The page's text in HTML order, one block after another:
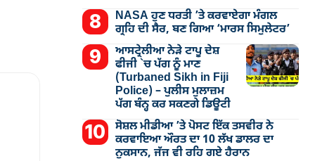
NASA ਹੁਣ ਧਰਤੀ ’ਤੇ ਕਰਵਾਏਗਾ ਮੰਗਲ
ਗ੍ਰਹਿ ਦੀ ਸੈਰ, ਬਣ ਗਿਆ ‘ਮਾਰਸ ਸਿਮੁਲੇਟਰ’
ਆਸਟ੍ਰੇਲੀਆ ਨੇੜੇ ਟਾਪੂ ਦੇਸ਼
ਫੀਜੀ `ਚ ਪੱਗ ਨੂੰ ਮਾਣ
(Turbaned Sikh in Fiji
Police) – ਪੁਲੀਸ ਮੁਲਾਜ਼ਮ
ਪੱਗ ਬੰਨ੍ਹ ਕਰ ਸਕਣਗੇ ਡਿਊਟੀ
ਸੋਸ਼ਲ ਮੀਡੀਆ ’ਤੇ ਪੋਸਟ ਇੱਕ ਤਸਵੀਰ ਨੇ
ਕਰਵਾਇਆ ਔਰਤ ਦਾ 10 ਲੱਖ ਡਾਲਰ ਦਾ
ਨੁਕਸਾਨ, ਜੱਜ ਵੀ ਰਹਿ ਗਏ ਹੈਰਾਨ